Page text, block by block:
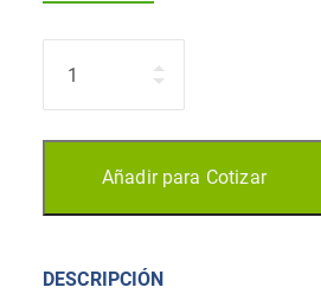
Añadir para Cotizar
DESCRIPCIÓN